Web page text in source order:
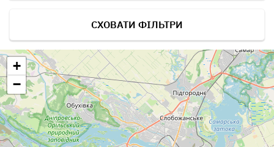
СХОВАТИ ФІЛЬТРИ
+
−